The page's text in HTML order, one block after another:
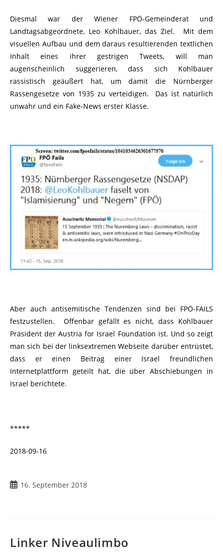
Diesmal war der Wiener FPÖ-Gemeinderat und
Landtagsabgeordnete, Leo Kohlbauer, das Ziel. Mit dem
visuellen Aufbau und dem daraus resultierenden textlichen
Inhalt eines ihrer gestrigen Tweets, will man
augenscheinlich suggerieren, dass sich Kohlbauer
rassistisch geäußert hat, um damit die Nürnberger
Rassengesetze von 1935 zu verteidigen. Das ist natürlich
unwahr und ein Fake-News erster Klasse.
Aber auch antisemitische Tendenzen sind bei FPÖ-FAILS
festzustellen. Offenbar gefällt es nicht, dass Kohlbauer
Präsident der Austria for Israel Foundation ist. Und so zeigt
man sich bei der linksextremen Webseite darüber entrüstet,
dass er einen Beitrag einer Israel freundlichen
Internetplattform geteilt hat, die über Abschiebungen in
Israel berichtete.
*****
2018-09-16
Beitrag16. September 2018
Linker Niveaulimbo